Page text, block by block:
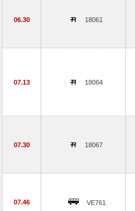
06.30 18061
07.13 18064
07.30 18067
07.46 VE761